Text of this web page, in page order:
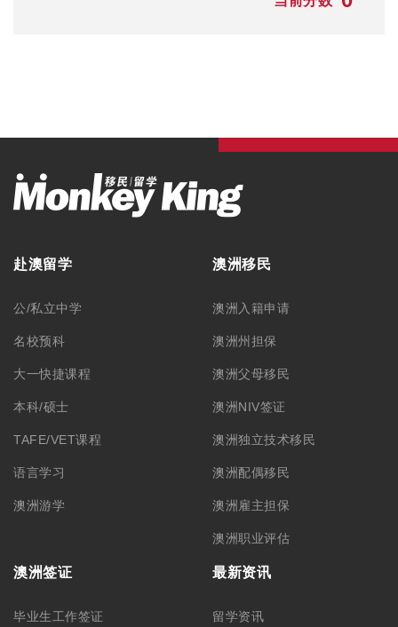
赴澳留学
公/私立中学
名校预科
大一快捷课程
本科/硕士
TAFE/VET课程
语言学习
澳洲游学
澳洲移民
澳洲入籍申请
澳洲州担保
澳洲父母移民
澳洲NIV签证
澳洲独立技术移民
澳洲配偶移民
澳洲雇主担保
澳洲职业评估
澳洲签证
毕业生工作签证
最新资讯
留学资讯